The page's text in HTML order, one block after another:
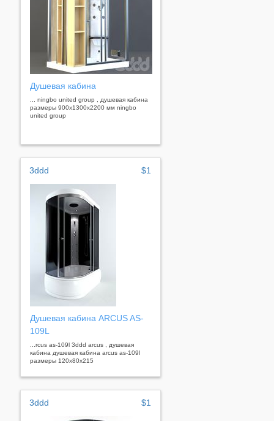
Душевая кабина
... ningbo united group , душевая кабина
размеры 900x1300x2200 мм ningbo
united group
3ddd $1
Душевая кабина ARCUS AS-
109L
...rcus as-109l 3ddd arcus , душевая
кабина душевая кабина arcus as-109l
размеры 120х80х215
3ddd $1